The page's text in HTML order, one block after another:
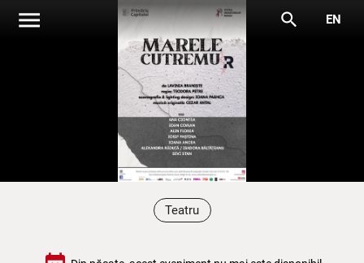
menu search EN
Teatru